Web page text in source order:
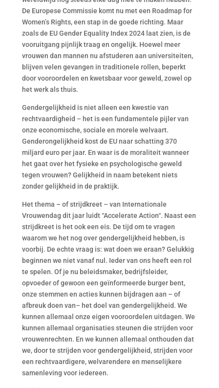
De Europese Commissie komt nu met een Roadmap for
Women’s Rights, een stap in de goede richting. Maar
zoals de EU Gender Equality Index 2024 laat zien, is de
vooruitgang pijnlijk traag en ongelijk. Hoewel meer
vrouwen dan mannen nu afstuderen aan universiteiten,
blijven velen gevangen in traditionele rollen, beperkt
door vooroordelen en kwetsbaar voor geweld, zowel op
het werk als thuis.
Gendergelijkheid is niet alleen een kwestie van
rechtvaardigheid – het is een fundamentele pijler van
onze economische, sociale en morele welvaart.
Genderongelijkheid kost de EU naar schatting 370
miljard euro per jaar. En waar is de moraliteit wanneer
het gaat over het fysieke en psychologische geweld
tegen vrouwen? Gelijkheid in naam betekent niets
zonder gelijkheid in de praktijk.
Het thema – of strijdkreet – van Internationale
Vrouwendag dit jaar luidt “Accelerate Action“. Naast een
strijdkreet is het ook een eis. De tijd om te vragen
waarom we het nog over gendergelijkheid hebben, is
voorbij. De echte vraag is: wat doen we eraan? Gelukkig
beginnen we niet vanaf nul. Ieder van ons heeft een rol
te spelen. Of je nu beleidsmaker, bedrijfsleider,
opvoeder of gewoon een geïnformeerde burger bent,
onze stemmen en acties kunnen bijdragen aan – of
afbreuk doen van– het doel van gendergelijkheid. We
kunnen allemaal onze eigen vooroordelen uitdagen. We
kunnen allemaal organisaties steunen die strijden voor
vrouwenrechten. En we kunnen allemaal onthouden dat
we, door te strijden voor gendergelijkheid, strijden voor
een rechtvaardigere, welvarendere en menselijkere
samenleving voor iedereen.